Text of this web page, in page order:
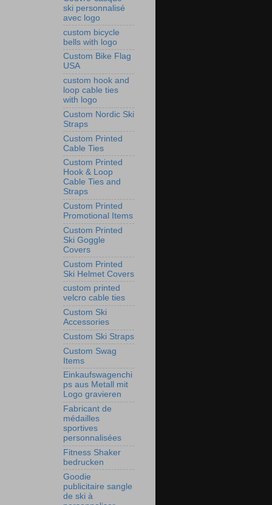
ski personnalisé
avec logo
custom bicycle
bells with logo
Custom Bike Flag
USA
custom hook and
loop cable ties
with logo
Custom Nordic Ski
Straps
Custom Printed
Cable Ties
Custom Printed
Hook & Loop
Cable Ties and
Straps
Custom Printed
Promotional Items
Custom Printed
Ski Goggle
Covers
Custom Printed
Ski Helmet Covers
custom printed
velcro cable ties
Custom Ski
Accessories
Custom Ski Straps
Custom Swag
Items
Einkaufswagenchi
ps aus Metall mit
Logo gravieren
Fabricant de
médailles
sportives
personnalisées
Fitness Shaker
bedrucken
Goodie
publicitaire sangle
de ski à